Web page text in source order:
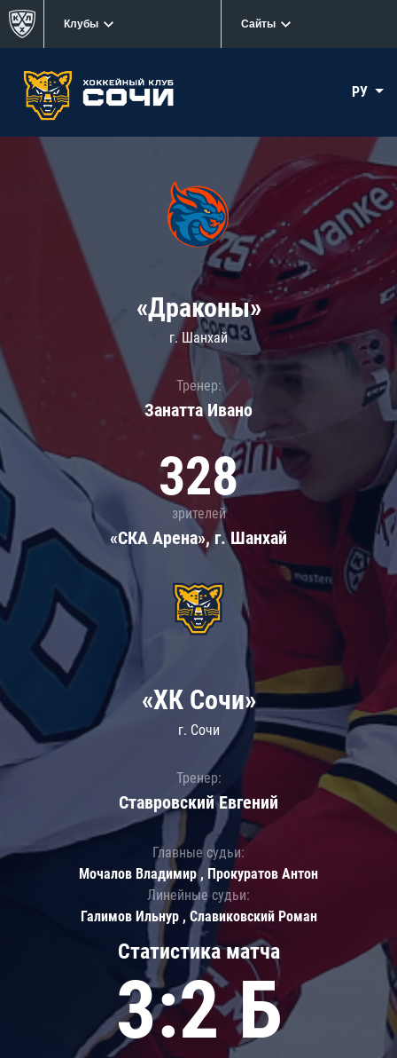
Клубы Сайты
РУ
«Драконы»
г. Шанхай
Тренер:
Занатта Иванo
328
зрителей
«СКА Арена», г. Шанхай
Статистика матча
3:2 Б
«ХК Сочи»
г. Сочи
Тренер:
Ставровский Евгений
Главные судьи:
Мочалов Владимир , Прокуратов Антон
Линейные судьи:
Галимов Ильнур , Славиковский Роман